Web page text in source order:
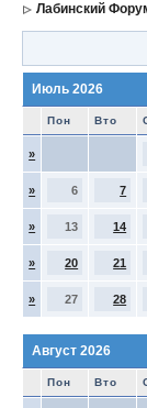
Лабинский
Июль 2026
Пон Вто
»
» 6 7
» 13 14
» 20 21
» 27 28
Август 2026
Пон Вто